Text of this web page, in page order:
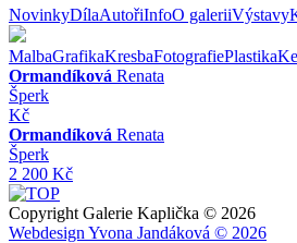
NovinkyDílaAutořiInfoO galeriiVýstavy
MalbaGrafikaKresbaFotografiePlastika
Ormandíková Renata
Šperk
Kč
Ormandíková Renata
Šperk
2 200 Kč
Copyright Galerie Kaplička © 2026
Webdesign Yvona Jandáková © 2026